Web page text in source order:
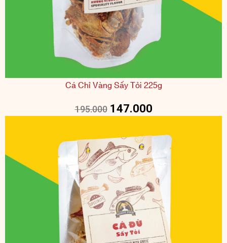
Cá Chỉ Vàng Sấy Tỏi 225g
195.000 147.000